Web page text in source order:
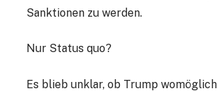
Sanktionen zu werden.
Nur Status quo?
Es blieb unklar, ob Trump